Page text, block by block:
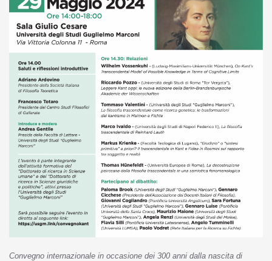
Convegno internazionale in occasione dei 300 anni dalla nascita di